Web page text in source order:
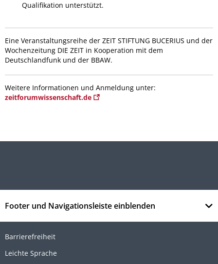
Qualifikation unterstützt.
Eine Veranstaltungsreihe der ZEIT STIFTUNG BUCERIUS und der
Wochenzeitung DIE ZEIT in Kooperation mit dem
Deutschlandfunk und der BBAW.
Weitere Informationen und Anmeldung unter:
zeitforumwissenschaft.de
Footer und Navigationsleiste einblenden
Barrierefreiheit
Leichte Sprache